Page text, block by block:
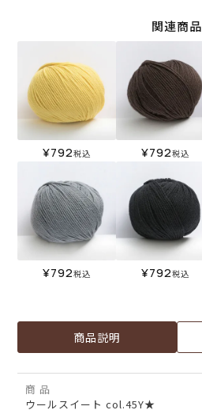
関連商品
¥792税込 ¥792税込
¥792税込 ¥792税込
商品説明
商 品
ウールスイート col.45Y★